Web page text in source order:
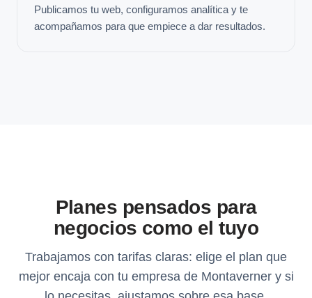
Publicamos tu web, configuramos analítica y te
acompañamos para que empiece a dar resultados.
Planes pensados para
negocios como el tuyo
Trabajamos con tarifas claras: elige el plan que
mejor encaja con tu empresa de Montaverner y si